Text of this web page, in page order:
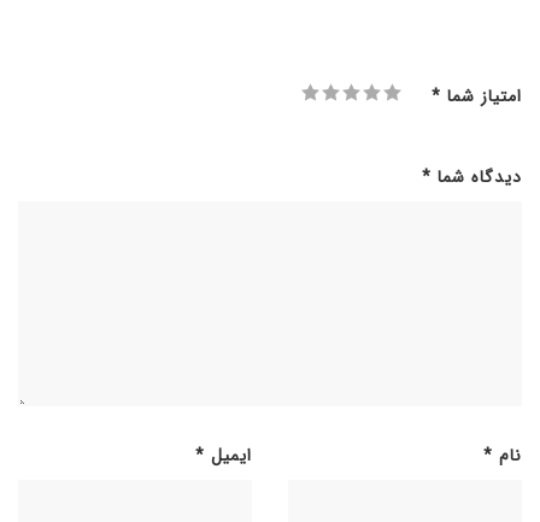
امتیاز شما *
دیدگاه شما *
نام * ایمیل *